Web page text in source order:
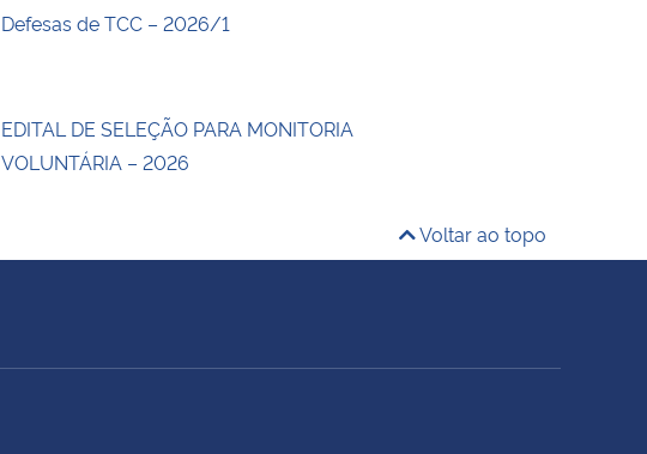
Defesas de TCC – 2026/1
EDITAL DE SELEÇÃO PARA MONITORIA
VOLUNTÁRIA – 2026
Voltar ao topo